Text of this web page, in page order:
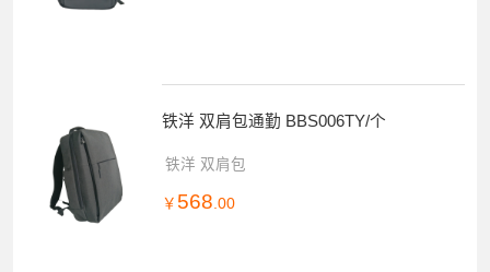
铁洋 双肩包通勤 BBS006TY/个
铁洋 双肩包
￥ 568 .00